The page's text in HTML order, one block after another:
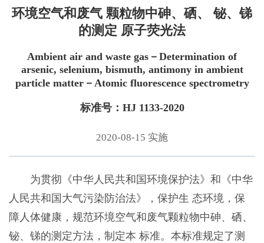
环境空气和废气 颗粒物中砷、硒、 铋、锑
的测定 原子荧光法
Ambient air and waste gas－Determination of
arsenic, selenium, bismuth, antimony in ambient
particle matter－Atomic fluorescence spectrometry
标准号：HJ 1133-2020
2020-08-15 实施
为贯彻《中华人民共和国环境保护法》和《中华
人民共和国大气污染防治法》，保护生 态环境，保
障人体健康，规范环境空气和废气颗粒物中砷、硒、
铋、锑的测定方法，制定本 标准。本标准规定了测